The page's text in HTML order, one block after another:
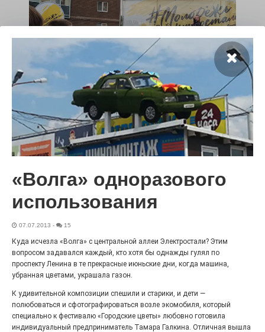
«Районы-кварталы»
путешествуют по городу
27.07.2026 0
Радость в квадрате! На этой неделе электростальцев
дважды порадует проект «Районы-кварталы».
100 футов под килем!
26.07.2026 0
«Волга» одноразового
использования
07.07.2013 - 15
Куда исчезла «Волга» с центральной аллеи Электростали? Этим
вопросом задавался каждый, кто хотя бы однажды гулял по
проспекту Ленина в те прекрасные июньские дни, когда машина,
убранная цветами, украшала газон.
К удивительной композиции спешили и старики, и дети —
полюбоваться и сфотографироваться возле экомобиля, который
специально к фестивалю «Городские цветы» любовно готовила
индивидуальный предприниматель Тамара Галкина. Отличная вышла